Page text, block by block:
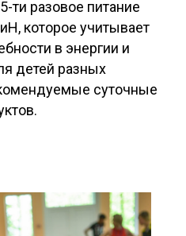
ти разовое питание
которое учитывает
в энергии и
детей разных
суточные